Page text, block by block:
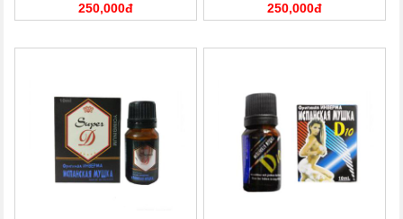
250,000đ 250,000đ